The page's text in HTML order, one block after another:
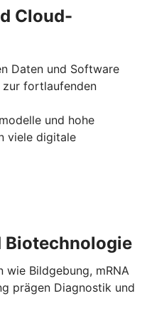
Cloud-
Daten und Software
fortlaufenden
und hohe
viele digitale
Biotechnologie
wie Bildgebung, mRNA
prägen Diagnostik und